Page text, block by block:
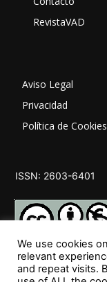
RevistaVAD
Aviso Legal
Privacidad
Política de Cookies
ISSN: 2603-6401
We use cookies
relevant
and repeat visits.